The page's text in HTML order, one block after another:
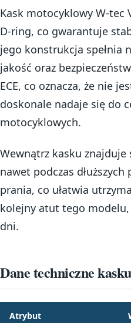
Kask motocyklowy W-tec
D-ring, co gwarantuje
jego konstrukcja spełnia
jakość oraz
ECE, co oznacza, że nie
doskonale nadaje się do
motocyklowych.
Wewnątrz kasku
nawet podczas
prania, co ułatwia
kolejny atut tego modelu,
dni.
Dane techniczne
Atrybut